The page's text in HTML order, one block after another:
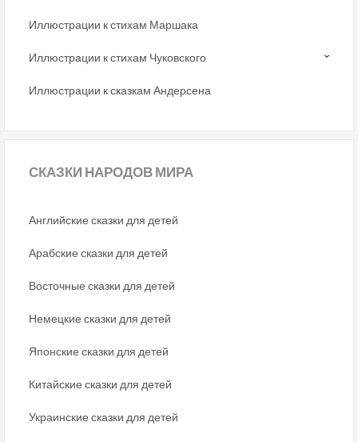
Иллюстрации к стихам Маршака
Иллюстрации к стихам Чуковского
Иллюстрации к сказкам Андерсена
СКАЗКИ НАРОДОВ МИРА
Английские сказки для детей
Арабские сказки для детей
Восточные сказки для детей
Немецкие сказки для детей
Японские сказки для детей
Китайские сказки для детей
Украинские сказки для детей